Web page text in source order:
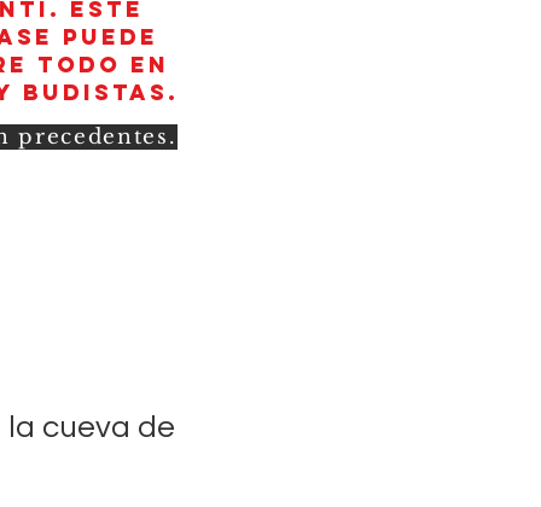
Este
puede
todo en
budistas.
precedentes.
la cueva de